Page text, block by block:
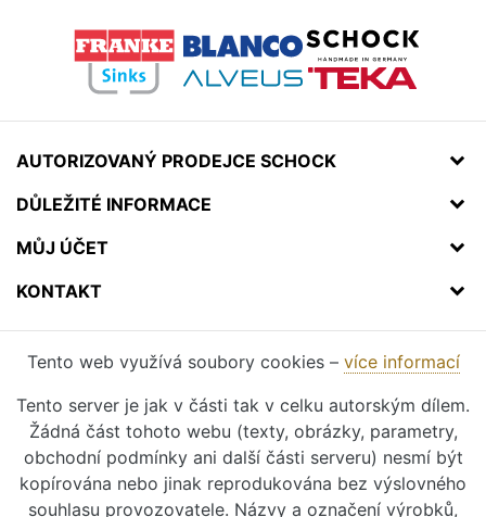
AUTORIZOVANÝ PRODEJCE SCHOCK
DŮLEŽITÉ INFORMACE
MŮJ ÚČET
KONTAKT
Tento web využívá soubory cookies – více informací
Tento server je jak v části tak v celku autorským dílem.
Žádná část tohoto webu (texty, obrázky, parametry,
obchodní podmínky ani další části serveru) nesmí být
kopírována nebo jinak reprodukována bez výslovného
souhlasu provozovatele. Názvy a označení výrobků,